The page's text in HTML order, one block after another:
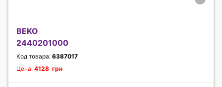
BEKO
2440201000
Код товара: 6387017
Цена: 4128 грн